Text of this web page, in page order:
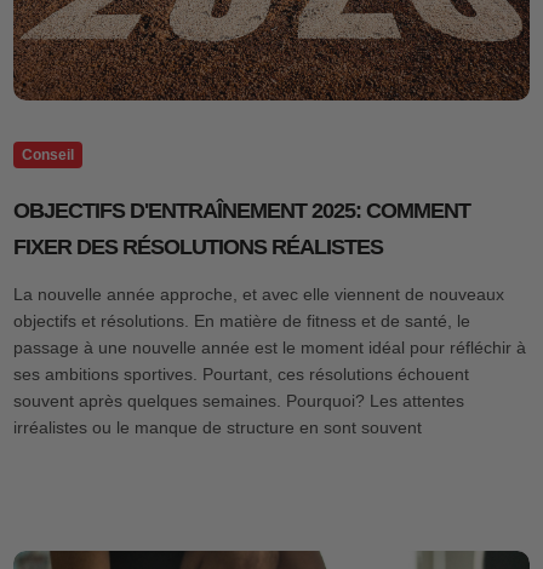
Conseil
OBJECTIFS D'ENTRAÎNEMENT 2025: COMMENT
FIXER DES RÉSOLUTIONS RÉALISTES
La nouvelle année approche, et avec elle viennent de nouveaux
objectifs et résolutions. En matière de fitness et de santé, le
passage à une nouvelle année est le moment idéal pour réfléchir à
ses ambitions sportives. Pourtant, ces résolutions échouent
souvent après quelques semaines. Pourquoi? Les attentes
irréalistes ou le manque de structure en sont souvent